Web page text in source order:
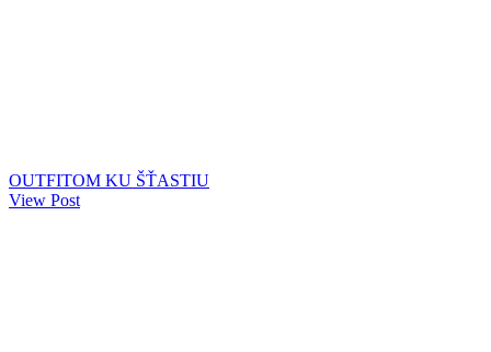
OUTFITOM KU ŠŤASTIU
View Post